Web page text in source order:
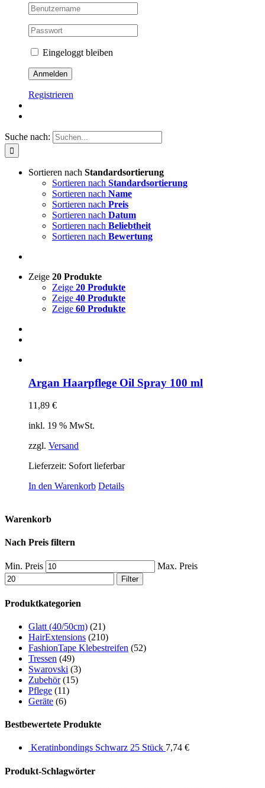
Eingeloggt bleiben
Registrieren
Suche nach:
Sortieren nach Standardsortierung
Sortieren nach Standardsortierung
Sortieren nach Name
Sortieren nach Preis
Sortieren nach Datum
Sortieren nach Beliebtheit
Sortieren nach Bewertung
Zeige 20 Produkte
Zeige 20 Produkte
Zeige 40 Produkte
Zeige 60 Produkte
Argan Haarpflege Oil Spray 100 ml
11,89 €
inkl. 19 % MwSt.
zzgl. Versand
Lieferzeit: Sofort lieferbar
In den Warenkorb Details
Warenkorb
Nach Preis filtern
Min. Preis Max. Preis
Filter
Produktkategorien
Glatt (40/50cm) (21)
HairExtensions (210)
FashionTape Klebestreifen (52)
Tressen (49)
Swarovski (3)
Zubehör (15)
Pflege (11)
Geräte (6)
Bestbewertete Produkte
Keratinbondings Schwarz 25 Stück 7,74 €
Produkt-Schlagwörter